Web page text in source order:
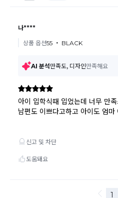
환불승인: 반송장 배송완
요될수 있는점 참고부탁드
결제 시 : 주문취소 확
3일~5일정도 소요됩니다.
습니다.)